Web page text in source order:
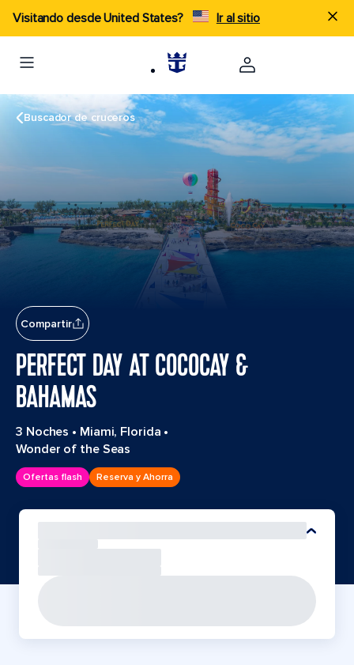
Visitando desde United States? Ir al sitio
Buscador de cruceros
Compartir
PERFECT DAY AT COCOCAY &
BAHAMAS
3 Noches • Miami, Florida •
Wonder of the Seas
Ofertas flash Reserva y Ahorra